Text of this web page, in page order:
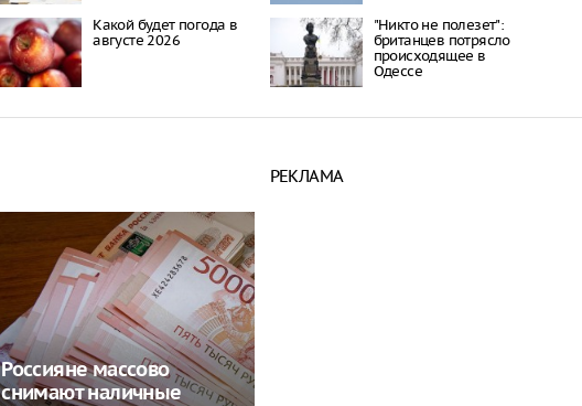
Какой будет погода в
августе 2026
"Никто не полезет":
британцев потрясло
происходящее в
Одессе
Россияне массово
снимают наличные
РЕКЛАМА